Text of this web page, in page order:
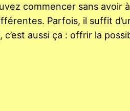
commencer sans avoir à
Parfois, il suffit
aussi ça : offrir la